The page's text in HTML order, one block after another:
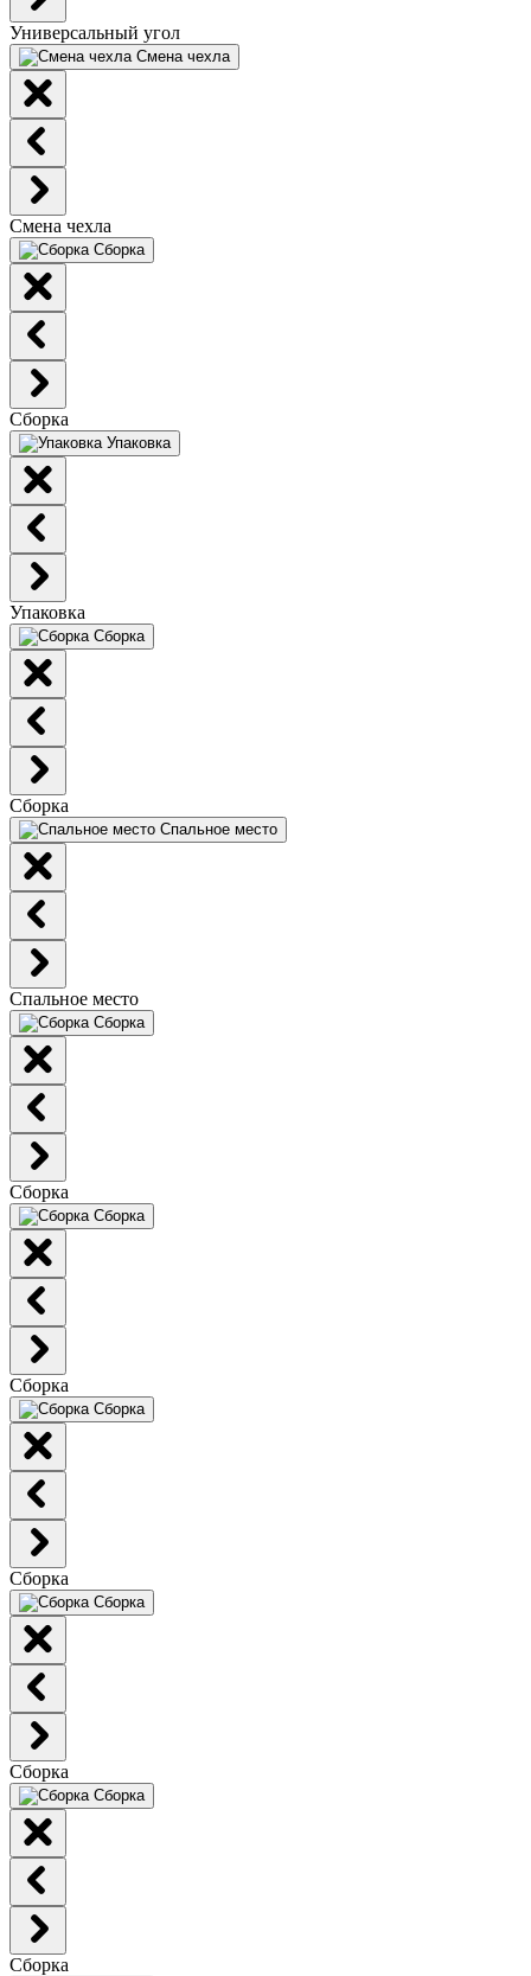
Универсальный угол
Смена чехла
Смена чехла
Сборка
Сборка
Упаковка
Упаковка
Сборка
Сборка
Спальное место
Спальное место
Сборка
Сборка
Сборка
Сборка
Сборка
Сборка
Сборка
Сборка
Сборка
Сборка